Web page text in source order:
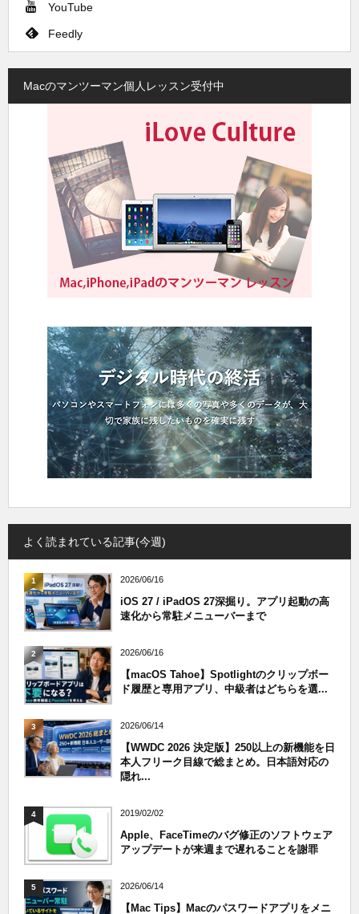
YouTube
Feedly
Macのマンツーマン個人レッスン受付中
よく読まれている記事(今週)
1 2026/06/16
iOS 27 / iPadOS 27深掘り。アプリ起動の高
速化から常駐メニューバーまで
2 2026/06/16
【macOS Tahoe】Spotlightのクリップボー
ド履歴と専用アプリ、中級者はどちらを選...
3 2026/06/14
【WWDC 2026 決定版】250以上の新機能を日
本人フリーク目線で総まとめ。日本語対応の
隠れ...
4 2019/02/02
Apple、FaceTimeのバグ修正のソフトウェア
アップデートが来週まで遅れることを謝罪
5 2026/06/14
【Mac Tips】Macのパスワードアプリをメニ